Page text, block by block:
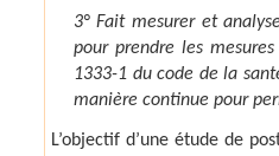
3° Fait mesurer et
pour prendre les
1333-1 du code de la
manière continue pour
L’objectif d’une étude de